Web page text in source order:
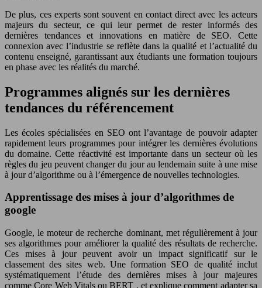
De plus, ces experts sont souvent en contact direct avec les acteurs
majeurs du secteur, ce qui leur permet de rester informés des
dernières tendances et innovations en matière de SEO. Cette
connexion avec l’industrie se reflète dans la qualité et l’actualité du
contenu enseigné, garantissant aux étudiants une formation toujours
en phase avec les réalités du marché.
Programmes alignés sur les dernières
tendances du référencement
Les écoles spécialisées en SEO ont l’avantage de pouvoir adapter
rapidement leurs programmes pour intégrer les dernières évolutions
du domaine. Cette réactivité est importante dans un secteur où les
règles du jeu peuvent changer du jour au lendemain suite à une mise
à jour d’algorithme ou à l’émergence de nouvelles technologies.
Apprentissage des mises à jour d’algorithmes de
google
Google, le moteur de recherche dominant, met régulièrement à jour
ses algorithmes pour améliorer la qualité des résultats de recherche.
Ces mises à jour peuvent avoir un impact significatif sur le
classement des sites web. Une formation SEO de qualité inclut
systématiquement l’étude des dernières mises à jour majeures
comme Core Web Vitals ou BERT , et explique comment adapter sa